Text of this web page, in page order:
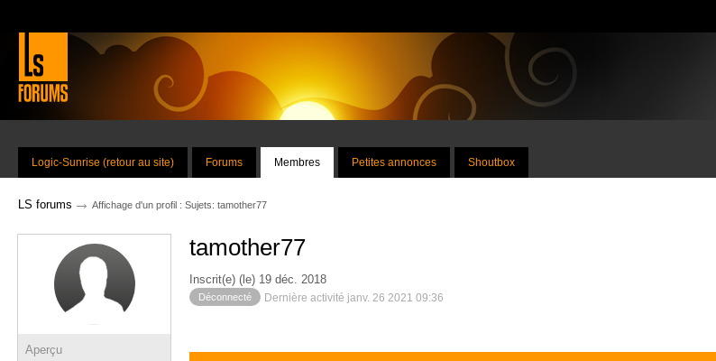
Logic-Sunrise (retour au site) Forums Membres Petites annonces Shoutbox
LS forums → Affichage d'un profil : Sujets: tamother77
Aperçu
tamother77
Inscrit(e) (le) 19 déc. 2018
Déconnecté Dernière activité janv. 26 2021 09:36